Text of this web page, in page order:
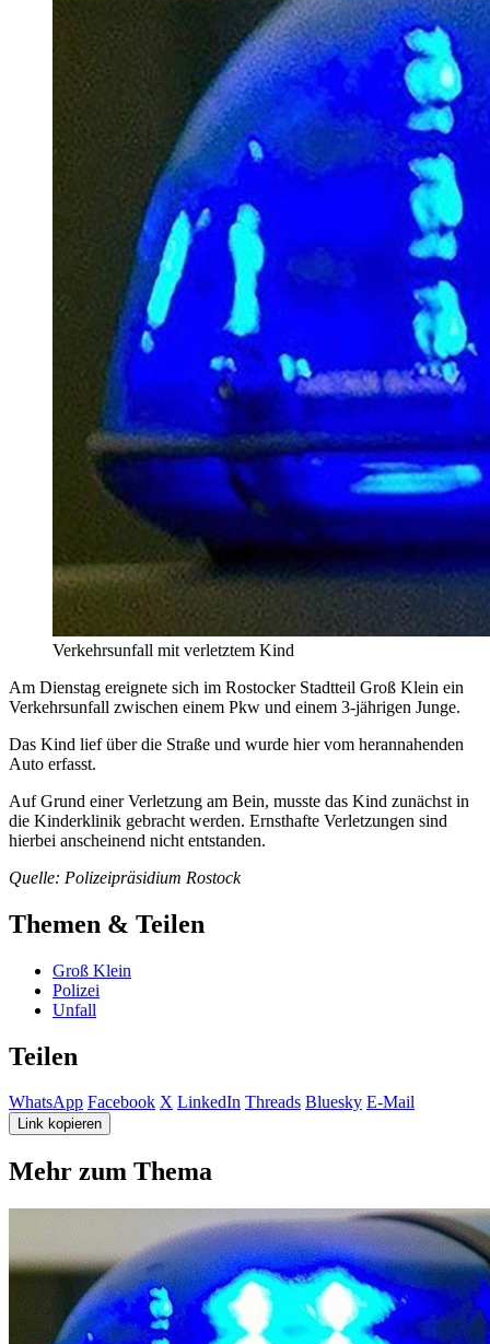
Verkehrsunfall mit verletztem Kind
Am Dienstag ereignete sich im Rostocker Stadtteil Groß Klein ein
Verkehrsunfall zwischen einem Pkw und einem 3-jährigen Junge.
Das Kind lief über die Straße und wurde hier vom herannahenden
Auto erfasst.
Auf Grund einer Verletzung am Bein, musste das Kind zunächst in
die Kinderklinik gebracht werden. Ernsthafte Verletzungen sind
hierbei anscheinend nicht entstanden.
Quelle: Polizeipräsidium Rostock
Themen & Teilen
Groß Klein
Polizei
Unfall
Teilen
WhatsApp Facebook X LinkedIn Threads Bluesky E-Mail
Link kopieren
Mehr zum Thema